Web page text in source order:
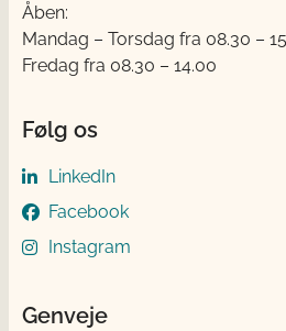
Åben:
Mandag – Torsdag fra 08.30 –
Fredag fra 08.30 – 14.00
Følg os
LinkedIn
Facebook
Instagram
Genveje